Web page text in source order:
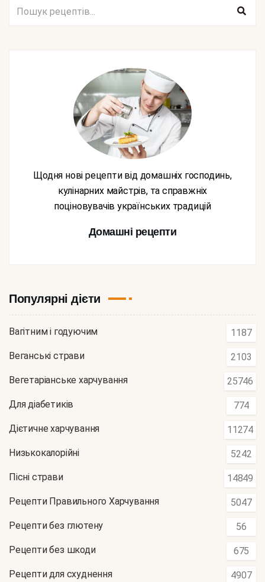
Щодня нові рецепти від домашніх господинь,
кулінарних майстрів, та справжніх
поціновувачів українських традицій
Домашні рецепти
Популярні дієти
Вагітним і годуючим 1187
Веганські страви 2103
Вегетаріанське харчування 25746
Для діабетиків 774
Дієтичне харчування 11274
Низькокалорійні 5242
Пісні страви 14849
Рецепти Правильного Харчування 5047
Рецепти без глютену 56
Рецепти без шкоди 675
Рецепти для схуднення 4907